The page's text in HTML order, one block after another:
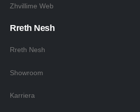
Zhvillime Web
Rreth Nesh
Rreth Nesh
Showroom
Karriera